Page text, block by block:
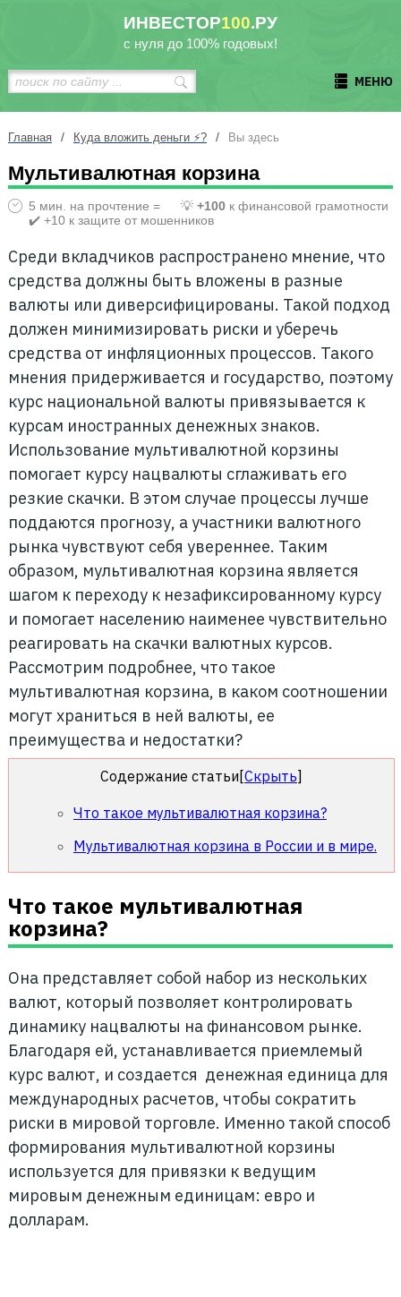
ИНВЕСТОР100.РУ
с нуля до 100% годовых!
МЕНЮ
Главная / Куда вложить деньги ⚡? / Вы здесь
Мультивалютная корзина
5 мин. на прочтение = 💡 +100к финансовой грамотности
✔️ +10 к защите от мошенников
Среди вкладчиков распространено мнение, что
средства должны быть вложены в разные
валюты или диверсифицированы. Такой подход
должен минимизировать риски и уберечь
средства от инфляционных процессов. Такого
мнения придерживается и государство, поэтому
курс национальной валюты привязывается к
курсам иностранных денежных знаков.
Использование мультивалютной корзины
помогает курсу нацвалюты сглаживать его
резкие скачки. В этом случае процессы лучше
поддаются прогнозу, а участники валютного
рынка чувствуют себя увереннее. Таким
образом, мультивалютная корзина является
шагом к переходу к незафиксированному курсу
и помогает населению наименее чувствительно
реагировать на скачки валютных курсов.
Рассмотрим подробнее, что такое
мультивалютная корзина, в каком соотношении
могут храниться в ней валюты, ее
преимущества и недостатки?
Содержание статьи [Скрыть]
Что такое мультивалютная корзина?
Мультивалютная корзина в России и в мире.
Что такое мультивалютная
корзина?
Она представляет собой набор из нескольких
валют, который позволяет контролировать
динамику нацвалюты на финансовом рынке.
Благодаря ей, устанавливается приемлемый
курс валют, и создается денежная единица для
международных расчетов, чтобы сократить
риски в мировой торговле. Именно такой способ
формирования мультивалютной корзины
используется для привязки к ведущим
мировым денежным единицам: евро и
долларам.